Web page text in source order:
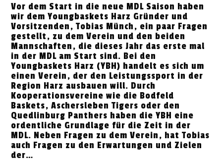
Vor dem Start in die neue MDL Saison haben
wir dem Youngbaskets Harz Gründer und
Vorsitzenden, Tobias Münch, ein paar Fragen
gestellt, zu dem Verein und den beiden
Mannschaften, die dieses Jahr das erste mal
in der MDL am Start sind. Bei den
Youngbaskets Harz (YBH) handelt es sich um
einen Verein, der den Leistungssport in der
Region Harz ausbauen will. Durch
Kooperationsvereine wie die Bodfeld
Baskets, Aschersleben Tigers oder den
Quedlinburg Panthers haben die YBH eine
ordentliche Grundlage für die Zeit in der
MDL. Neben Fragen zu dem Verein, hat Tobias
auch Fragen zu den Erwartungen und Zielen
der…